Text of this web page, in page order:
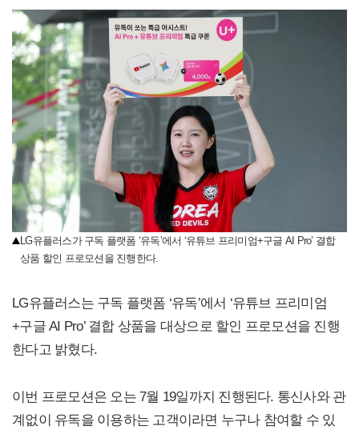
LG유플러스가 구독 플랫폼 ‘유독’에서 ‘유튜브 프리미엄+구글 AI Pro’ 결합
상품 할인 프로모션을 진행한다.
LG유플러스는 구독 플랫폼 ‘유독’에서 ‘유튜브 프리미엄
+구글 AI Pro’ 결합 상품을 대상으로 할인 프로모션을 진행
한다고 밝혔다.
이번 프로모션은 오는 7월 19일까지 진행된다. 통신사와 관
계없이 유독을 이용하는 고객이라면 누구나 참여할 수 있